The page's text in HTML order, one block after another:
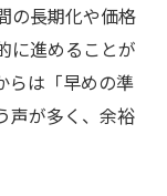
の長期化や価格
に進めることが
らは「早めの準
声が多く、余裕